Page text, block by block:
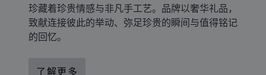
珍藏着珍贵情感与非凡手工艺。品牌以奢华礼品，
致献连接彼此的举动、弥足珍贵的瞬间与值得铭记
的回忆。
了解更多